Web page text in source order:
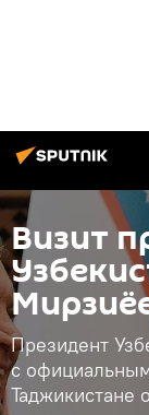
Визит
Президент
с
Таджикистане